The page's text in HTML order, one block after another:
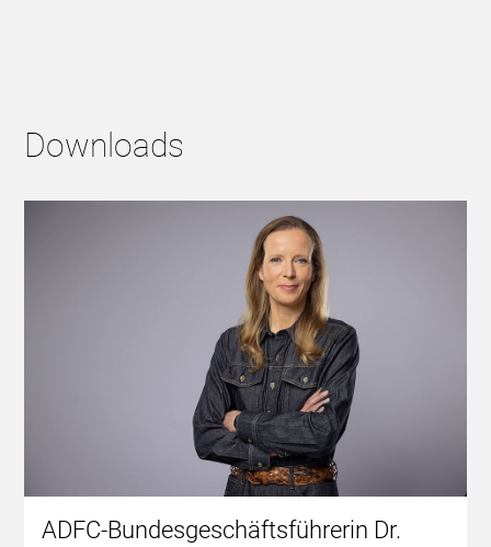
Downloads
ADFC-Bundesgeschäftsführerin Dr.